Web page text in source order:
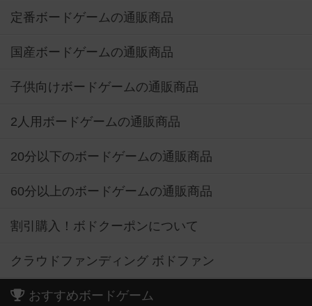
定番ボードゲームの通販商品
国産ボードゲームの通販商品
子供向けボードゲームの通販商品
2人用ボードゲームの通販商品
20分以下のボードゲームの通販商品
60分以上のボードゲームの通販商品
割引購入！ボドクーポンについて
クラウドファンディング ボドファン
おすすめボードゲーム